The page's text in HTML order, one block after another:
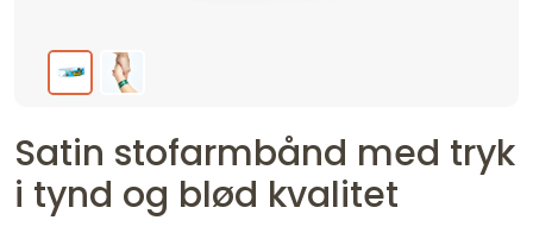
Satin stofarmbånd med tryk
i tynd og blød kvalitet